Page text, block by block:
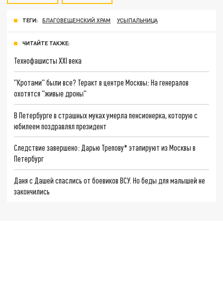
ТЕГИ: БЛАГОВЕЩЕНСКИЙ ХРАМ УСЫПАЛЬНИЦА
ЧИТАЙТЕ ТАКЖЕ:
Технофашисты XXI века
"Кротами" были все? Теракт в центре Москвы: На генералов
охотятся "живые дроны"
В Петербурге в страшных муках умерла пенсионерка, которую с
юбилеем поздравлял президент
Следствие завершено: Дарью Трепову* этапируют из Москвы в
Петербург
Даня с Дашей спаслись от боевиков ВСУ. Но беды для малышей не
закончились